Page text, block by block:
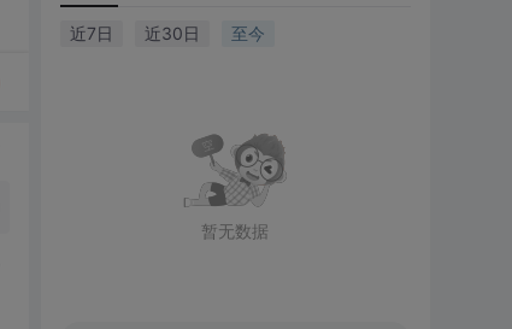
近7日 近30日 至今
暂无数据